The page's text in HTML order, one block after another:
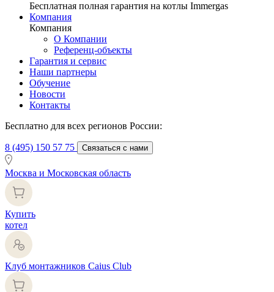
Бесплатная полная гарантия на котлы Immergas
Компания
Компания
О Компании
Референц-объекты
Гарантия и сервис
Наши партнеры
Обучение
Новости
Контакты
Бесплатно для всех регионов России:
8 (495) 150 57 75 Связаться с нами
Москва и Московская область
Купить
котел
Клуб монтажников Caius Club